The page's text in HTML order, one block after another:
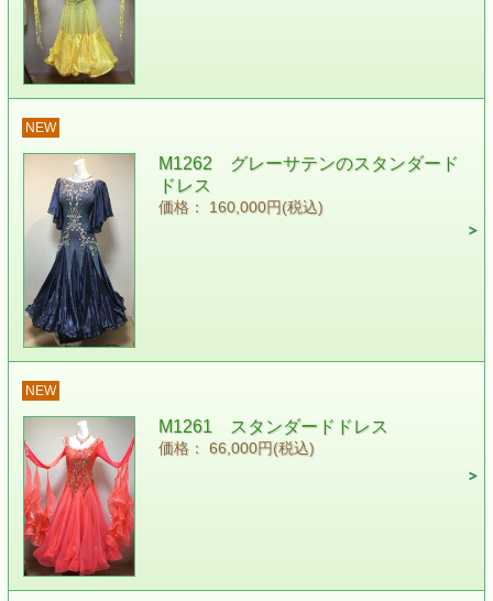
NEW
M1262 グレーサテンのスタンダード
ドレス
価格： 160,000円(税込)
NEW
M1261 スタンダードドレス
価格： 66,000円(税込)